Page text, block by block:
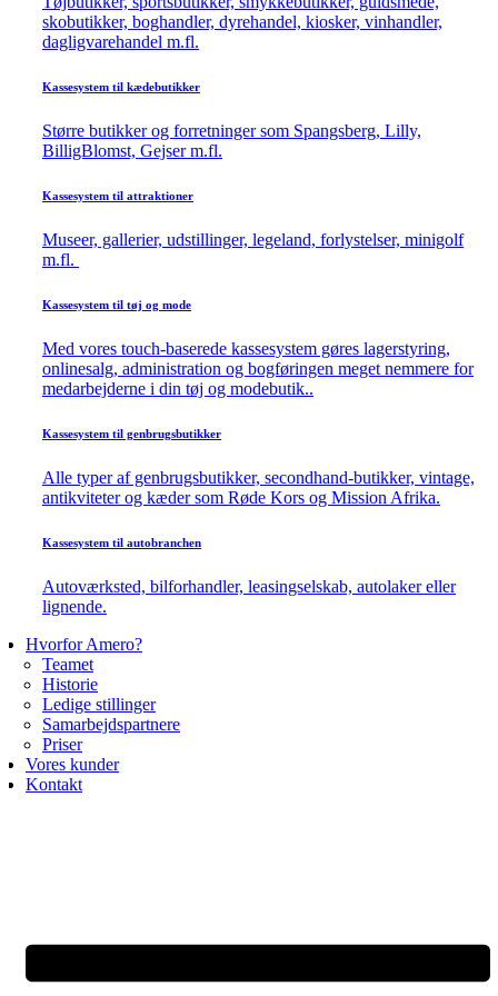
skobutikker, boghandler, dyrehandel, kiosker, vinhandler,
dagligvarehandel m.fl.
Kassesystem til kædebutikker
Større butikker og forretninger som Spangsberg, Lilly,
BilligBlomst, Gejser m.fl.
Kassesystem til attraktioner
Museer, gallerier, udstillinger, legeland, forlystelser, minigolf
m.fl.
Kassesystem til tøj og mode
Med vores touch-baserede kassesystem gøres lagerstyring,
onlinesalg, administration og bogføringen meget nemmere for
medarbejderne i din tøj og modebutik..
Kassesystem til genbrugsbutikker
Alle typer af genbrugsbutikker, secondhand-butikker, vintage,
antikviteter og kæder som Røde Kors og Mission Afrika.
Kassesystem til autobranchen
Autoværksted, bilforhandler, leasingselskab, autolaker eller
lignende.
Hvorfor Amero?
Teamet
Historie
Ledige stillinger
Samarbejdspartnere
Priser
Vores kunder
Kontakt